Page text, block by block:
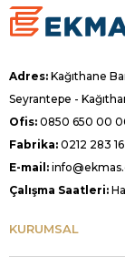
Adres: Kağıthane
Seyrantepe -
Ofis: 0850 650 00
Fabrika: 0212 283 16
E-mail:
Çalışma Saatleri:
KURUMSAL